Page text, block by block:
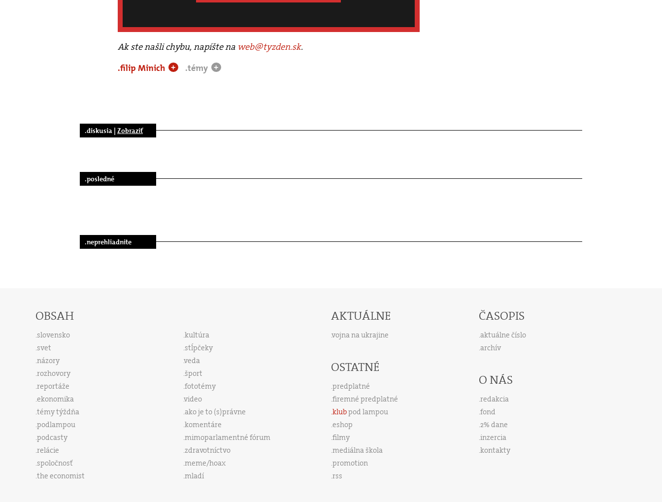
Ak ste našli chybu, napíšte na web@tyzden.sk.
.filip Minich
+ .témy +
.diskusia | Zobraziť
.posledné
.neprehliadnite
OBSAH
slovensko
svet
názory
rozhovory
reportáže
ekonomika
témy týždňa
podlampou
podcasty
relácie
spoločnosť
the economist
kultúra
stĺpčeky
veda
šport
fototémy
video
ako je to (s)právne
komentáre
mimoparlamentné fórum
zdravotníctvo
meme/hoax
mladí
AKTUÁLNE
vojna na ukrajine
OSTATNÉ
predplatné
firemné predplatné
klubpod lampou
eshop
filmy
mediálna škola
promotion
rss
ČASOPIS
aktuálne číslo
archív
O NÁS
redakcia
fond
2% dane
inzercia
kontakty